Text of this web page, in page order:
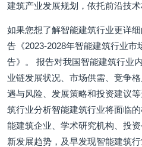
建筑产业发展规划，依托前沿技术
如果您想了解智能建筑行业更详
告《2023-2028年智能建筑行业市
告》。 报告对我国智能建筑行业
业链发展状况、市场供需、竞争
遇与风险、发展策略和投资建议
筑行业分析智能建筑行业将面临
能建筑企业、学术研究机构、投
新发展趋势，及早发现智能建筑